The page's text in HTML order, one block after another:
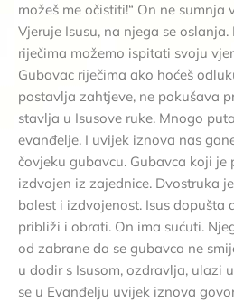
možeš me očistiti!“ On ne sumnja
Vjeruje Isusu, na njega se
riječima možemo ispitati svoju
Gubavac riječima ako hoćeš
postavlja zahtjeve, ne pokušava
stavlja u Isusove ruke. Mnogo
evanđelje. I uvijek iznova nas
čovjeku gubavcu. Gubavca koji
izdvojen iz zajednice. Dvostruka
bolest i izdvojenost. Isus dopušta
približi i obrati. On ima sućuti.
od zabrane da se gubavca ne
u dodir s Isusom, ozdravlja, ulazi
se u Evanđelju uvijek iznova